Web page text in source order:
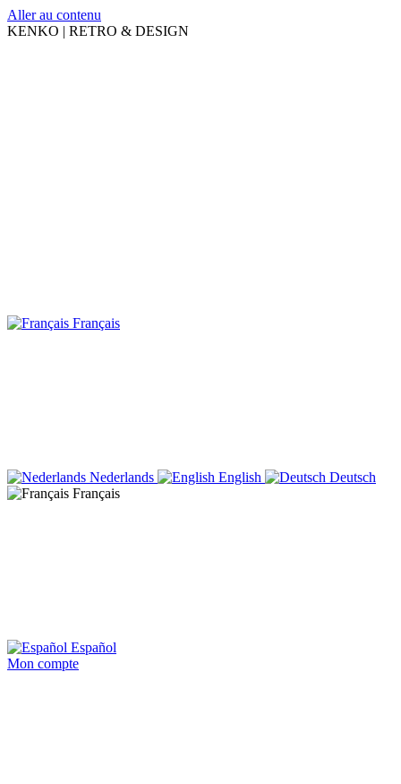
Aller au contenu
KENKO | RETRO & DESIGN
Français
Nederlands English
Deutsch
Français
Español
Mon compte